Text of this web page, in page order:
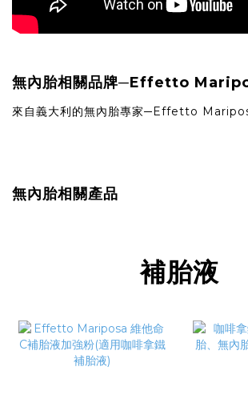
無內胎相關品牌─Effetto
來自義大利的無內胎專家─Effetto
無內胎相關產品
補胎液